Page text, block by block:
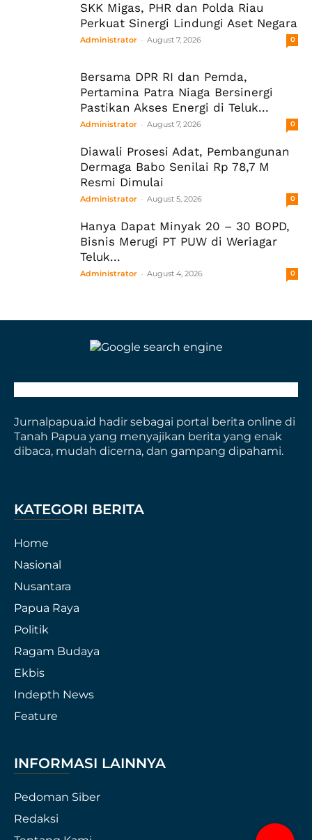
SKK Migas, PHR dan Polda Riau
Perkuat Sinergi Lindungi Aset Negara
Administrator - August 7, 2026 0
Bersama DPR RI dan Pemda,
Pertamina Patra Niaga Bersinergi
Pastikan Akses Energi di Teluk...
Administrator - August 7, 2026 0
Diawali Prosesi Adat, Pembangunan
Dermaga Babo Senilai Rp 78,7 M
Resmi Dimulai
Administrator - August 5, 2026 0
Hanya Dapat Minyak 20 – 30 BOPD,
Bisnis Merugi PT PUW di Weriagar
Teluk...
Administrator - August 4, 2026 0
Jurnalpapua.id hadir sebagai portal berita online di
Tanah Papua yang menyajikan berita yang enak
dibaca, mudah dicerna, dan gampang dipahami.
KATEGORI BERITA
Home
Nasional
Nusantara
Papua Raya
Politik
Ragam Budaya
Ekbis
Indepth News
Feature
INFORMASI LAINNYA
Pedoman Siber
Redaksi